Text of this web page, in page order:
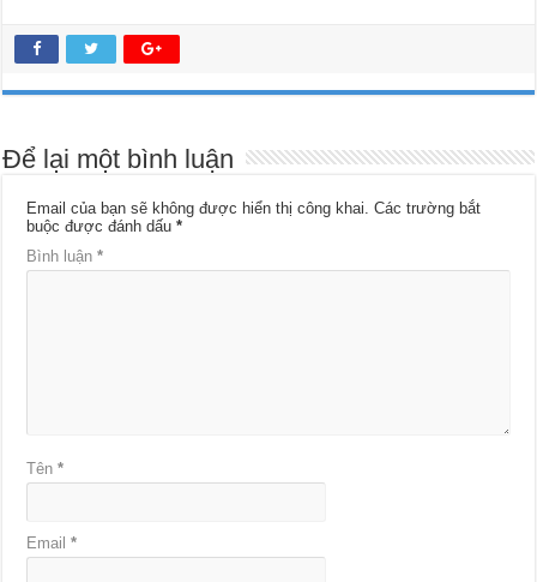
Để lại một bình luận
Email của bạn sẽ không được hiển thị công khai. Các trường bắt
buộc được đánh dấu*
Bình luận*
Tên*
Email*